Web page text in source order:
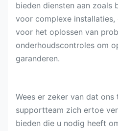
bieden diensten aan zoals
voor complexe installaties,
voor het oplossen van
onderhoudscontroles om
garanderen.
Wees er zeker van dat
supportteam zich ertoe
bieden die u nodig heeft